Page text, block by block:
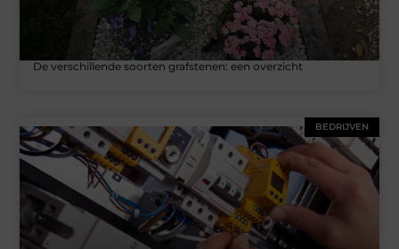
De verschillende soorten grafstenen: een overzicht
BEDRIJVEN